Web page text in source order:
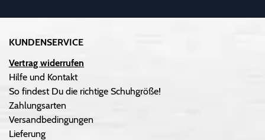
KUNDENSERVICE
Vertrag widerrufen
Hilfe und Kontakt
So findest Du die richtige Schuhgröße!
Zahlungsarten
Versandbedingungen
Lieferung